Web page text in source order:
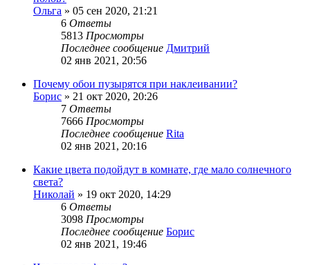
Ольга » 05 сен 2020, 21:21
6 Ответы
5813 Просмотры
Последнее сообщение Дмитрий
02 янв 2021, 20:56
Почему обои пузырятся при наклеивании?
Борис » 21 окт 2020, 20:26
7 Ответы
7666 Просмотры
Последнее сообщение Rita
02 янв 2021, 20:16
Какие цвета подойдут в комнате, где мало солнечного
света?
Николай » 19 окт 2020, 14:29
6 Ответы
3098 Просмотры
Последнее сообщение Борис
02 янв 2021, 19:46